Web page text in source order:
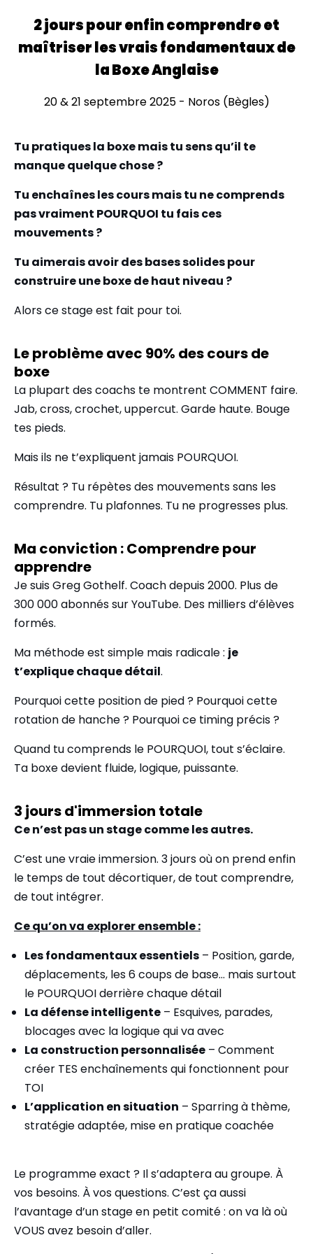
2 jours pour enfin comprendre et
maîtriser les vrais fondamentaux de
la Boxe Anglaise
20 & 21 septembre 2025 - Noros (Bègles)
Tu pratiques la boxe mais tu sens qu’il te
manque quelque chose ?
Tu enchaînes les cours mais tu ne comprends
pas vraiment POURQUOI tu fais ces
mouvements ?
Tu aimerais avoir des bases solides pour
construire une boxe de haut niveau ?
Alors ce stage est fait pour toi.
Le problème avec 90% des cours de
boxe
La plupart des coachs te montrent COMMENT faire.
Jab, cross, crochet, uppercut. Garde haute. Bouge
tes pieds.
Mais ils ne t’expliquent jamais POURQUOI.
Résultat ? Tu répètes des mouvements sans les
comprendre. Tu plafonnes. Tu ne progresses plus.
Ma conviction : Comprendre pour
apprendre
Je suis Greg Gothelf. Coach depuis 2000. Plus de
300 000 abonnés sur YouTube. Des milliers d’élèves
formés.
Ma méthode est simple mais radicale : je
t’explique chaque détail.
Pourquoi cette position de pied ? Pourquoi cette
rotation de hanche ? Pourquoi ce timing précis ?
Quand tu comprends le POURQUOI, tout s’éclaire.
Ta boxe devient fluide, logique, puissante.
3 jours d'immersion totale
Ce n’est pas un stage comme les autres.
C’est une vraie immersion. 3 jours où on prend enfin
le temps de tout décortiquer, de tout comprendre,
de tout intégrer.
Ce qu’on va explorer ensemble :
Les fondamentaux essentiels – Position, garde,
déplacements, les 6 coups de base… mais surtout
le POURQUOI derrière chaque détail
La défense intelligente – Esquives, parades,
blocages avec la logique qui va avec
La construction personnalisée – Comment
créer TES enchaînements qui fonctionnent pour
TOI
L’application en situation – Sparring à thème,
stratégie adaptée, mise en pratique coachée
Le programme exact ? Il s’adaptera au groupe. À
vos besoins. À vos questions. C’est ça aussi
l’avantage d’un stage en petit comité : on va là où
VOUS avez besoin d’aller.